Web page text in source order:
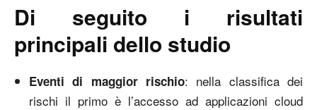
Di seguito i risultati
principali dello studio
Eventi di maggior rischio: nella classifica dei
rischi il primo è l’accesso ad applicazioni cloud